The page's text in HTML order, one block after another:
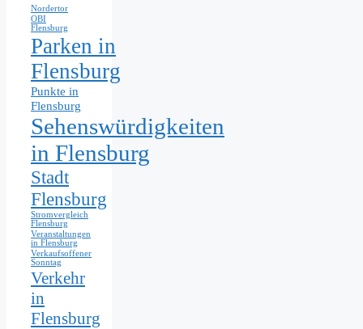
Nordertor
OBI
Flensburg
Parken in
Flensburg
Punkte in
Flensburg
Sehenswürdigkeiten
in Flensburg
Stadt
Flensburg
Stromvergleich
Flensburg
Veranstaltungen
in Flensburg
Verkaufsoffener
Sonntag
Verkehr
in
Flensburg